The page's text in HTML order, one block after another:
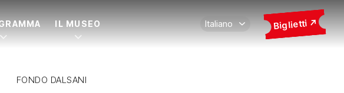
IL MUSEO Biglietti
FONDO DALSANI